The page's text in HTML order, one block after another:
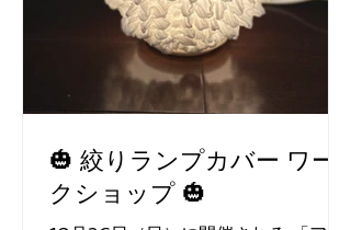
▼cucuri / 山上商店 ACCESS 〒
458-0924 愛知県愛知県名古屋市緑
区有松2408
🎃 絞りランプカバー ワー
クショップ 🎃